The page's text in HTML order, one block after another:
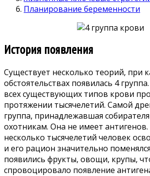
Планирование беременности
История появления
Существует несколько теорий, при
обстоятельствах появилась 4
всех существующих типов крови
протяжении тысячелетий. Самой
группа, принадлежавшая
охотникам. Она не имеет антигенов.
несколько тысячелетий человек
и его рацион значительно
появились фрукты, овощи, крупы,
спровоцировало появление